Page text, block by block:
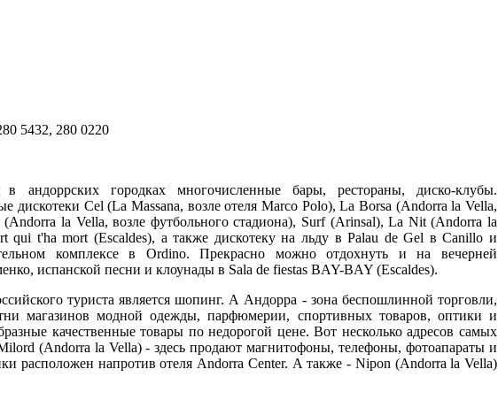
5432, 280 0220
андоррских городках многочисленные бары, рестораны, диско-клубы.
дискотеки Cel (La Massana, возле отеля Marco Polo), La Borsa (Andorra la Vella,
la Vella, возле футбольного стадиона), Surf (Arinsal), La Nit (Andorra la
qui t'ha mort (Escaldes), а также дискотеку на льду в Palau de Gel в Canillo и
комплексе в Ordino. Прекрасно можно отдохнуть и на вечерней
испанской песни и клоунады в Sala de fiestas BAY-BAY (Escaldes).
туриста является шопинг. А Андорра - зона беспошлинной торговли,
магазинов модной одежды, парфюмерии, спортивных товаров, оптики и
качественные товары по недорогой цене. Вот несколько адресов самых
(Andorra la Vella) - здесь продaют магнитофоны, тeлeфоны, фотоaпaрaты и
рaсположeн нaпротив отeля Andorra Center. А также - Nipon (Andorra la Vella)